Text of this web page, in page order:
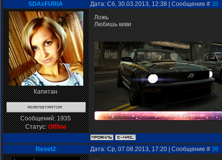
SDAxFURIA Дата: Сб, 30.03.2013, 12:38 | Сообщение # 35
Капитан
Сообщений:1935
Статус:Offline
Ложь
Любишь киви
Reset2 Дата: Ср, 07.08.2013, 17:20 | Сообщение # 36